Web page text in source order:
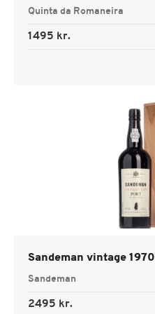
Quinta da Romaneira
1495 kr.
Sandeman vintage 1970
Sandeman
2495 kr.